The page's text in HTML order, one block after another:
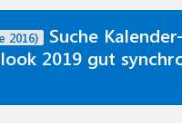
2016)
Suche
2019 gut